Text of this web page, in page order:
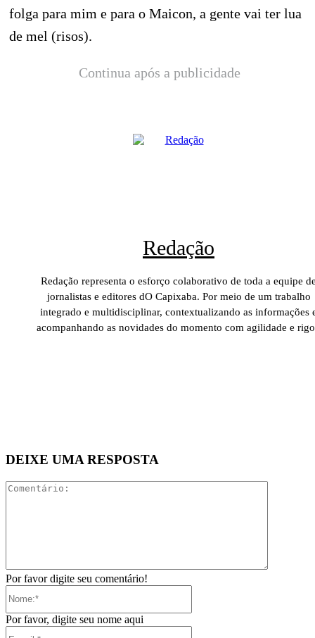
folga para mim e para o Maicon, a gente vai ter lua
de mel (risos).
Continua após a publicidade
Redação
Redação representa o esforço colaborativo de toda a equipe
jornalistas e editores dO Capixaba. Por meio de um trabalho
integrado e multidisciplinar, contextualizando as informações
acompanhando as novidades do momento com agilidade e
DEIXE UMA RESPOSTA
Por favor digite seu comentário!
Por favor, digite seu nome aqui